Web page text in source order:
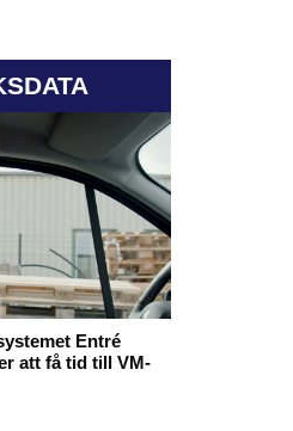
Entré
att få tid till VM-